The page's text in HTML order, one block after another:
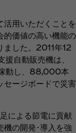
活用いただくことを
的価値の高い機能の
ました。2011年12
自動販売機は、
動し、88,000本
セージボードで災害
による節電に貢献
機の開発･導入を強